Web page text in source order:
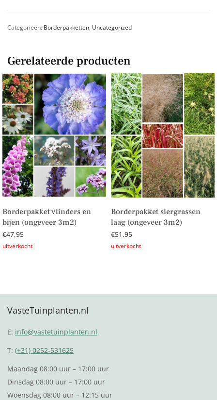
Categorieën: Borderpakketten, Uncategorized
Gerelateerde producten
Borderpakket vlinders en
bijen (ongeveer 3m2)
€47,95
Borderpakket siergrassen
laag (ongeveer 3m2)
€51,95
VasteTuinplanten.nl
E: info@vastetuinplanten.nl
T:(+31) 0252-531625
Maandag 08:00 uur – 17:00 uur
Dinsdag 08:00 uur – 17:00 uur
Woensdag 08:00 uur – 12:15 uur